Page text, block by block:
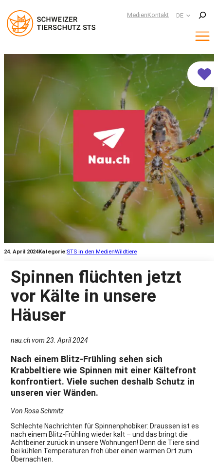
MedienKontakt DE
Suchen
24. April 2024Kategorie:STS in den MedienWildtiere
Spinnen flüchten jetzt
vor Kälte in unsere
Häuser
nau.ch vom 23. April 2024
Nach einem Blitz-Frühling sehen sich
Krabbeltiere wie Spinnen mit einer Kältefront
konfrontiert. Viele suchen deshalb Schutz in
unseren vier Wänden.
Von Rosa Schmitz
Schlechte Nachrichten für Spinnenphobiker: Draussen ist es
nach einem Blitz-Frühling wieder kalt – und das bringt die
Achtbeiner zurück in unsere Wohnungen! Denn die Tiere sind
bei kühlen Temperaturen froh über einen warmen Ort zum
Übernachten.